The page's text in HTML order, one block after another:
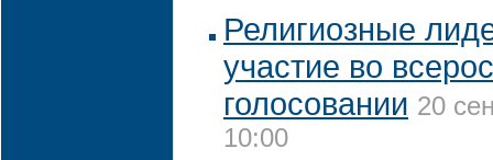
Религиозные
участие во
голосовании 20
10:00